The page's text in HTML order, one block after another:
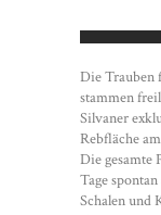
Die Trauben
stammen
Silvaner
Rebfläche
Die gesamte
Tage
Schalen und